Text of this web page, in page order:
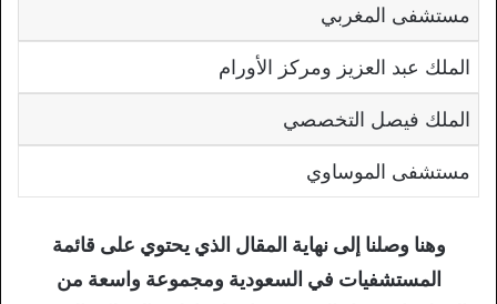
مستشفى المغربي
الملك عبد العزيز ومركز الأورام
الملك فيصل التخصصي
مستشفى الموساوي
وهنا وصلنا إلى نهاية المقال الذي يحتوي على قائمة
المستشفيات في السعودية ومجموعة واسعة من